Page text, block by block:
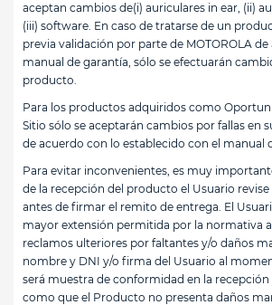
aceptan cambios de(i) auriculares in ear, (ii)
(iii) software. En caso de tratarse de un
previa validación por parte de MOTOROLA de
manual de garantía, sólo se efectuarán
producto.
Para los productos adquiridos como
Sitio sólo se aceptarán cambios por fallas en
de acuerdo con lo establecido con el manual
Para evitar inconvenientes, es muy
de la recepción del producto el Usuario revise
antes de firmar el remito de entrega. El
mayor extensión permitida por la normativa
reclamos ulteriores por faltantes y/o daños
nombre y DNI y/o firma del Usuario al
será muestra de conformidad en la recepción
como que el Producto no presenta daños